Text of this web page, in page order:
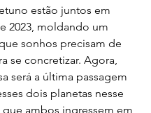
estão juntos em
2023, moldando um
sonhos precisam de
se concretizar. Agora,
será a última passagem
dois planetas nesse
ambos ingressem em